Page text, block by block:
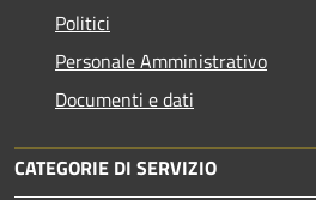
Politici
Personale Amministrativo
Documenti e dati
CATEGORIE DI SERVIZIO